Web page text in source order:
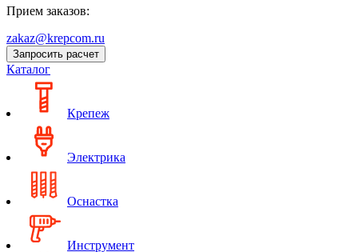
Прием заказов:
zakaz@krepcom.ru
Запросить расчет
Каталог
Крепеж
Электрика
Оснастка
Инструмент